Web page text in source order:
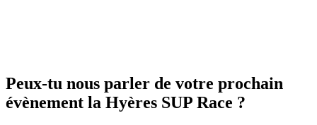
Peux-tu nous parler de votre prochain
évènement la Hyères SUP Race ?